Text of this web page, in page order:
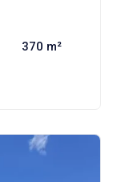
370 m²